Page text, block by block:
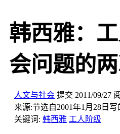
韩西雅：
会问题的
人文与社会 提交 2011/09/27
来源:节选自2001年1月28日
关键词: 韩西雅 工人阶级